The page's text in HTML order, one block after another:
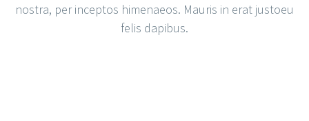
nostra, per inceptos himenaeos. Mauris in erat justoeu
felis dapibus.